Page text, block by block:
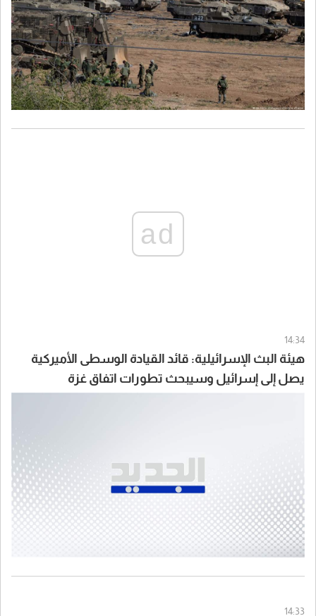
ad
14:34
هيئة البث الإسرائيلية: قائد القيادة الوسطى الأميركية
يصل إلى إسرائيل وسيبحث تطورات اتفاق غزة
14:33